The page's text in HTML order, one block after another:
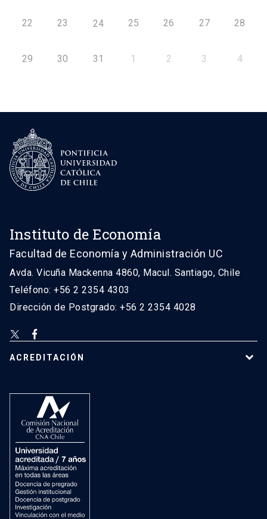
22 23 24 25 26 27 28
29 30 31 1 2 3 4
Instituto de Economía
Facultad de Economía y Administración UC
Avda. Vicuña Mackenna 4860, Macul. Santiago, Chile
Teléfono: +56 2 2354 4303
Dirección de Postgrado: +56 2 2354 4028
ACREDITACIÓN